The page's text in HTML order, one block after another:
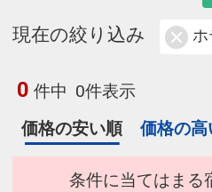
現在の絞り込み ホ
0 件中 0件表示
価格の安い順
価格の高
条件に当てはまる